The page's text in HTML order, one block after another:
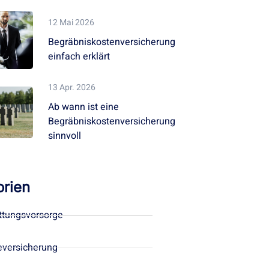
12 Mai 2026
Begräbniskostenversicherung
einfach erklärt
13 Apr. 2026
Ab wann ist eine
Begräbniskostenversicherung
sinnvoll